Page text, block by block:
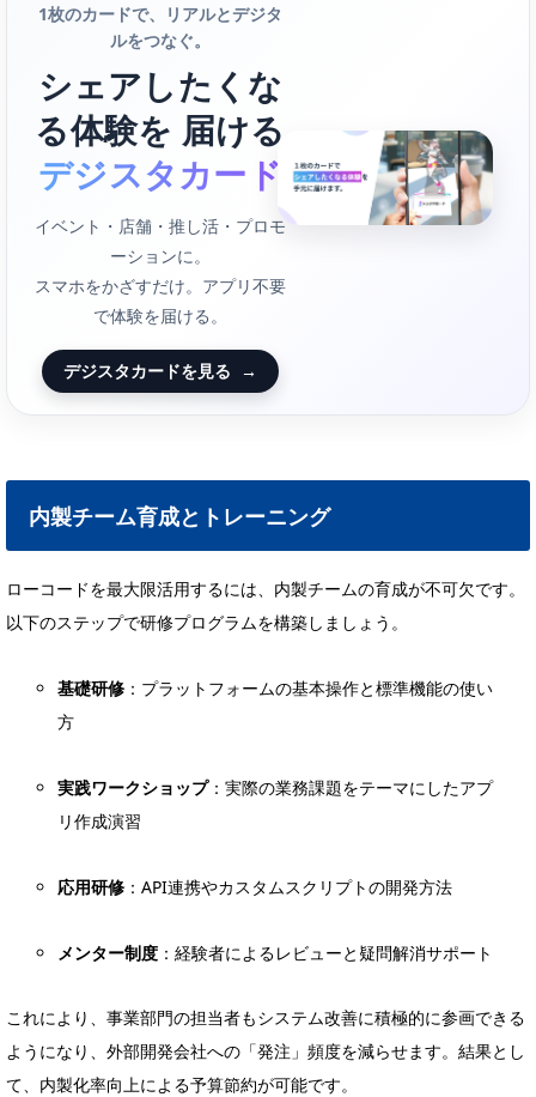
1枚のカードで、リアルとデジタ
ルをつなぐ。
シェアしたくな
る体験を 届ける
デジスタカード
イベント・店舗・推し活・プロモ
ーションに。
スマホをかざすだけ。アプリ不要
で体験を届ける。
デジスタカードを見る →
内製チーム育成とトレーニング
ローコードを最大限活用するには、内製チームの育成が不可欠です。
以下のステップで研修プログラムを構築しましょう。
基礎研修 ：プラットフォームの基本操作と標準機能の使い
方
実践ワークショップ：実際の業務課題をテーマにしたアプ
リ作成演習
応用研修 ：API連携やカスタムスクリプトの開発方法
メンター制度 ：経験者によるレビューと疑問解消サポート
これにより、事業部門の担当者もシステム改善に積極的に参画できる
ようになり、外部開発会社への「発注」頻度を減らせます。結果とし
て、内製化率向上による予算節約が可能です。